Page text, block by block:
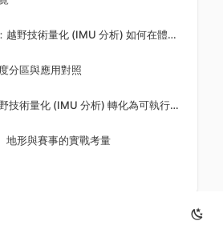
生理與神經肌肉機制：越野技術量化 (IMU 分析) 如何在體內運作
分區與應用對照
實務課表設計：把 越野技術量化 (IMU 分析) 轉化為可執行的訓練
地形與賽事的實戰考量